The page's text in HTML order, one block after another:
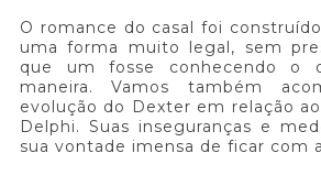
O romance do casal foi
uma forma muito legal, sem
que um fosse conhecendo o
maneira. Vamos também
evolução do Dexter em relação
Delphi. Suas inseguranças e
sua vontade imensa de ficar com